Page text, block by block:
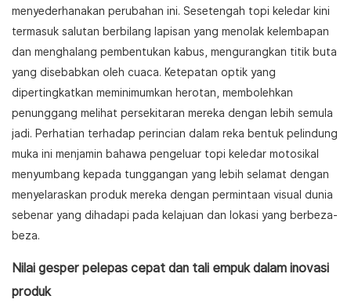
menyederhanakan perubahan ini. Sesetengah topi keledar kini
termasuk salutan berbilang lapisan yang menolak kelembapan
dan menghalang pembentukan kabus, mengurangkan titik buta
yang disebabkan oleh cuaca. Ketepatan optik yang
dipertingkatkan meminimumkan herotan, membolehkan
penunggang melihat persekitaran mereka dengan lebih semula
jadi. Perhatian terhadap perincian dalam reka bentuk pelindung
muka ini menjamin bahawa pengeluar topi keledar motosikal
menyumbang kepada tunggangan yang lebih selamat dengan
menyelaraskan produk mereka dengan permintaan visual dunia
sebenar yang dihadapi pada kelajuan dan lokasi yang berbeza-
beza.
Nilai gesper pelepas cepat dan tali empuk dalam inovasi
produk